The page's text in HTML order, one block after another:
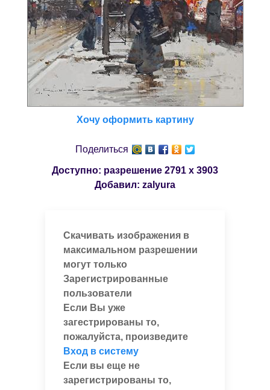
Хочу оформить картину
Поделиться
Доступно: разрешение 2791 x 3903
Добавил: zalyura
Скачивать изображения в
максимальном разрешении
могут только
Зарегистрированные
пользователи
Если Вы уже
загестрированы то,
пожалуйста, произведите
Вход в систему
Если вы еще не
зарегистрированы то,